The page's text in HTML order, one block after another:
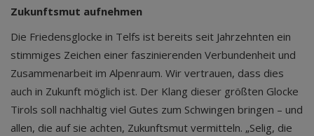
Zukunftsmut aufnehmen
Die Friedensglocke in Telfs ist bereits seit Jahrzehnten ein
stimmiges Zeichen einer faszinierenden Verbundenheit und
Zusammenarbeit im Alpenraum. Wir vertrauen, dass dies
auch in Zukunft möglich ist. Der Klang dieser größten Glocke
Tirols soll nachhaltig viel Gutes zum Schwingen bringen – und
allen, die auf sie achten, Zukunftsmut vermitteln. „Selig, die